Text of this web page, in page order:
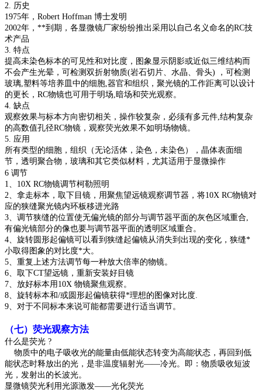
2. 历史
1975年，Robert Hoffman 博士发明
2002年，**到期，各显微镜厂家纷纷推出采用以自己名义命名的RC技
术产品
3. 特点
提高未染色标本的可见性和对比度，图象显示阴影或近似三维结构而
不会产生光晕，可检测双折射物质(岩石切片、水晶、骨头) ，可检测
玻璃,塑料等培养皿中的细胞,器官和组织，聚光镜的工作距离可以设计
的更长，RC物镜也可用于明场,暗场和荧光观察。
4. 缺点
观察效果与标本方向密切相关，操作较复杂，必须有多元件 ,结构复杂
的高数值孔径RC物镜，观察荧光效果不如明场物镜。
5. 应用
所有类型的细胞，组织（无论活体，染色，未染色），晶体表面细
节，透明聚合物，玻璃和其它类似材料，尤其适用于显微操作
6 调节
1、10X RC物镜调节柯勒照明
2、拿走标本，取下目镜，用聚焦望远镜观察调节器，将10X RC物镜对
应的狭缝聚光镜内环板移进光路
3、调节狭缝的位置使无偏光镜的部分与调节器平面的灰色区域重合,
有偏光镜部分的像也要与调节器平面的透明区域重合。
4、旋转圆形起偏镜可以看到狭缝起偏镜从消失到出现的变化，狭缝*
小取得图象的对比度*大。
5、重复上述方法调节每一种放大倍率的物镜。
6、取下CT望远镜，重新安装好目镜
7、放好标本用10X 物镜聚焦观察。
8、旋转标本和/或圆形起偏镜获得*理想的图像对比度.
9、对于不同标本来说可能都需要进行适当调节。
（七）荧光观察方法
什么是荧光 ?
物质中的电子吸收光的能量由低能状态转变为高能状态，再回到低
能状态时释放出的光，是非温度辐射光——冷光。即：物质吸收短波
光，发射出的长波光。
显微镜荧光利用光源激发——光化荧光